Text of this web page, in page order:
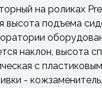
на роликах
высота подъема
наклон, высота
с
-